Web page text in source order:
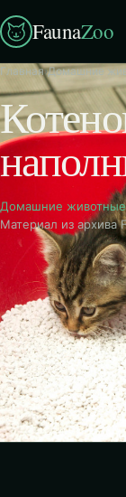
FaunaZoo
Главная›Домашние
Домашние животные
Материал из архива